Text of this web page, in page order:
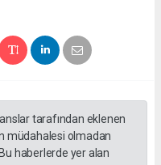
tarafından eklenen
müdahalesi olmadan
haberlerde yer alan